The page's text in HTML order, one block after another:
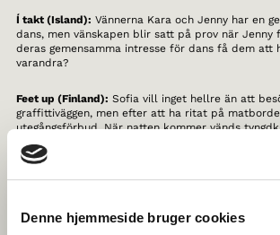
Denne hjemmeside bruger cookies
Í takt (Island): Vännerna Kara och Jenny har en
dans, men vänskapen blir satt på prov när Jenny
deras gemensamma intresse för dans få dem
varandra?
Feet up (Finland): Sofia vill inget hellre än att
graffittiväggen, men efter att ha ritat på
utegångsförbud. När natten kommer vänds
och ner för alla barn – och plötsligt kan inget
Skru (Danmark):Två vänner står öga mot öga i
Det nye huset (Norge):
En oväntad händelse gör